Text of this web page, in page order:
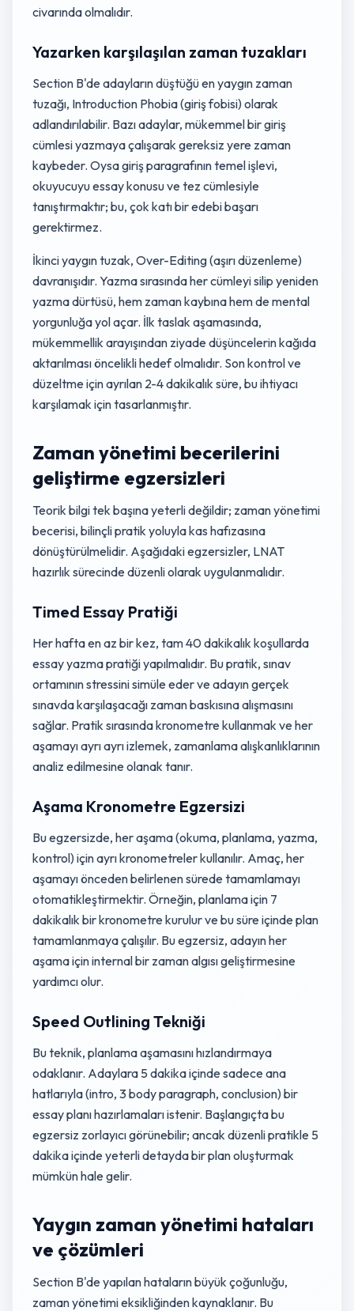
civarında olmalıdır.
Yazarken karşılaşılan zaman tuzakları
Section B'de adayların düştüğü en yaygın zaman
tuzağı, Introduction Phobia (giriş fobisi) olarak
adlandırılabilir. Bazı adaylar, mükemmel bir giriş
cümlesi yazmaya çalışarak gereksiz yere zaman
kaybeder. Oysa giriş paragrafının temel işlevi,
okuyucuyu essay konusu ve tez cümlesiyle
tanıştırmaktır; bu, çok katı bir edebi başarı
gerektirmez.
İkinci yaygın tuzak, Over-Editing (aşırı düzenleme)
davranışıdır. Yazma sırasında her cümleyi silip yeniden
yazma dürtüsü, hem zaman kaybına hem de mental
yorgunluğa yol açar. İlk taslak aşamasında,
mükemmellik arayışından ziyade düşüncelerin kağıda
aktarılması öncelikli hedef olmalıdır. Son kontrol ve
düzeltme için ayrılan 2-4 dakikalık süre, bu ihtiyacı
karşılamak için tasarlanmıştır.
Zaman yönetimi becerilerini
geliştirme egzersizleri
Teorik bilgi tek başına yeterli değildir; zaman yönetimi
becerisi, bilinçli pratik yoluyla kas hafızasına
dönüştürülmelidir. Aşağıdaki egzersizler, LNAT
hazırlık sürecinde düzenli olarak uygulanmalıdır.
Timed Essay Pratiği
Her hafta en az bir kez, tam 40 dakikalık koşullarda
essay yazma pratiği yapılmalıdır. Bu pratik, sınav
ortamının stressini simüle eder ve adayın gerçek
sınavda karşılaşacağı zaman baskısına alışmasını
sağlar. Pratik sırasında kronometre kullanmak ve her
aşamayı ayrı ayrı izlemek, zamanlama alışkanlıklarının
analiz edilmesine olanak tanır.
Aşama Kronometre Egzersizi
Bu egzersizde, her aşama (okuma, planlama, yazma,
kontrol) için ayrı kronometreler kullanılır. Amaç, her
aşamayı önceden belirlenen sürede tamamlamayı
otomatikleştirmektir. Örneğin, planlama için 7
dakikalık bir kronometre kurulur ve bu süre içinde plan
tamamlanmaya çalışılır. Bu egzersiz, adayın her
aşama için internal bir zaman algısı geliştirmesine
yardımcı olur.
Speed Outlining Tekniği
Bu teknik, planlama aşamasını hızlandırmaya
odaklanır. Adaylara 5 dakika içinde sadece ana
hatlarıyla (intro, 3 body paragraph, conclusion) bir
essay planı hazırlamaları istenir. Başlangıçta bu
egzersiz zorlayıcı görünebilir; ancak düzenli pratikle 5
dakika içinde yeterli detayda bir plan oluşturmak
mümkün hale gelir.
Yaygın zaman yönetimi hataları
ve çözümleri
Section B'de yapılan hataların büyük çoğunluğu,
zaman yönetimi eksikliğinden kaynaklanır. Bu